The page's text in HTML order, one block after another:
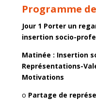
Programme
Jour 1 Porter un
insertion socio-
Matinée : Insertion
Représentations-
Motivations
o Partage de